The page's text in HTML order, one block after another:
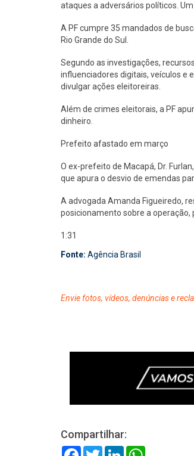
ataques a adversários políticos.
A PF cumpre 35 mandados de
Rio Grande do Sul.
Segundo as investigações,
influenciadores digitais, veículos e
divulgar ações eleitoreiras.
Além de crimes eleitorais, a PF
dinheiro.
Prefeito afastado em março
O ex-prefeito de Macapá, Dr.
que apura o desvio de emendas
A advogada Amanda Figueiredo,
posicionamento sobre a operação,
1:31
Fonte: Agência Brasil
Envie fotos, vídeos, denúncias e
Compartilhar:
FacebookTwitterLinkedIn